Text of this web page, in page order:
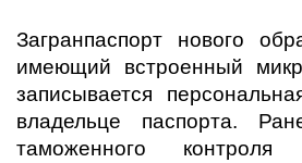
Загранпаспорт нового
имеющий встроенный
записывается
владельце паспорта.
таможенного контроля